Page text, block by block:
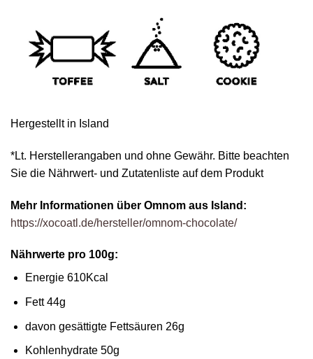
Hergestellt in Island
*Lt. Herstellerangaben und ohne Gewähr. Bitte beachten
Sie die Nährwert- und Zutatenliste auf dem Produkt
Mehr Informationen über Omnom aus Island:
https://xocoatl.de/hersteller/omnom-chocolate/
Nährwerte pro 100g:
Energie 610Kcal
Fett 44g
davon gesättigte Fettsäuren 26g
Kohlenhydrate 50g